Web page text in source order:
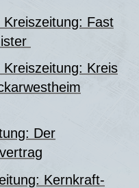
Fast
Kreis
Der
Kernkraft-